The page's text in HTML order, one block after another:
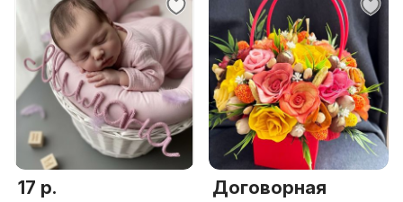
17 р. Договорная